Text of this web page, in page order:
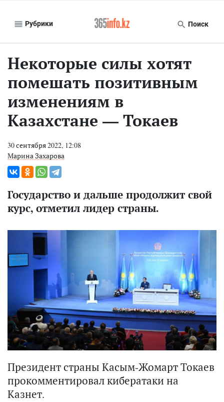
Рубрики Поиск
Некоторые силы хотят
помешать позитивным
изменениям в
Казахстане — Токаев
30 сентября 2022, 12:08
Марина Захарова
Государство и дальше продолжит свой
курс, отметил лидер страны.
Президент страны Касым-Жомарт Токаев
прокомментировал кибератаки на
Казнет.